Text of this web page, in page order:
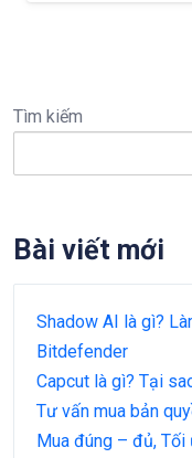
Tìm kiếm
Bài viết mới
Shadow AI là gì?
Bitdefender
Capcut là gì? Tại
Tư vấn mua bản
Mua đúng – đủ, Tối